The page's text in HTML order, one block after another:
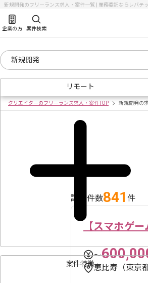
新規開発のフリーランス求人・案件一覧 | 業務委託ならレバテ
企業の方 案件検索
リモート
案件特徴
クリエイターのフリーランス求人・案件TOP 新規開発の
該当件数841 件
【スマホゲ
〜
恵比寿（東京都